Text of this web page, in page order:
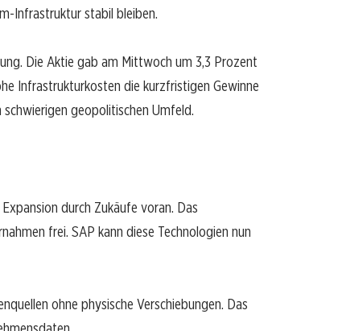
Infrastruktur stabil bleiben.
Die Aktie gab am Mittwoch um 3,3 Prozent
Infrastrukturkosten die kurzfristigen Gewinne
geopolitischen Umfeld.
durch Zukäufe voran. Das
frei. SAP kann diese Technologien nun
ohne physische Verschiebungen. Das